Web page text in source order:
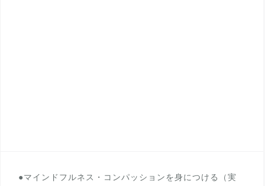
●マインドフルネス・コンパッションを身につける（実